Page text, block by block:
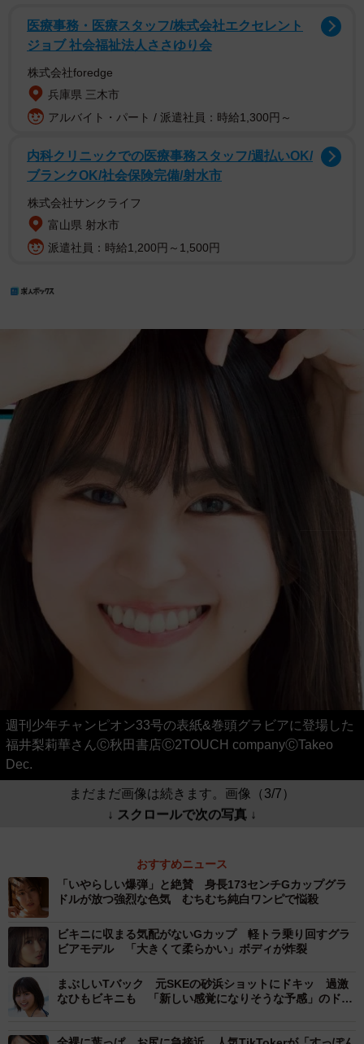
医療事務・医療スタッフ/株式会社エクセレント
ジョブ 社会福祉法人ささゆり会
株式会社foredge
兵庫県 三木市
アルバイト・パート / 派遣社員：時給1,300円～
内科クリニックでの医療事務スタッフ/週払いOK/
ブランクOK/社会保険完備/射水市
株式会社サンクライフ
富山県 射水市
派遣社員：時給1,200円～1,500円
週刊少年チャンピオン33号の表紙&巻頭グラビアに登場した
福井梨莉華さんⒸ秋田書店Ⓒ2TOUCH companyⒸTakeo
Dec.
まだまだ画像は続きます。画像（3/7）
↓ スクロールで次の写真 ↓
おすすめニュース
「いやらしい爆弾」と絶賛 身長173センチGカップグラ
ドルが放つ強烈な色気 むちむち純白ワンピで悩殺
ビキニに収まる気配がないGカップ 軽トラ乗り回すグラ
ビアモデル 「大きくて柔らかい」ボディが炸裂
まぶしいTバック 元SKEの砂浜ショットにドキッ 過激
なひもビキニも 「新しい感覚になりそうな予感」のドラ